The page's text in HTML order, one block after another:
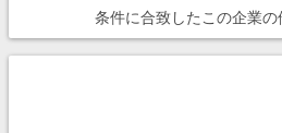
条件に合致したこの企業の